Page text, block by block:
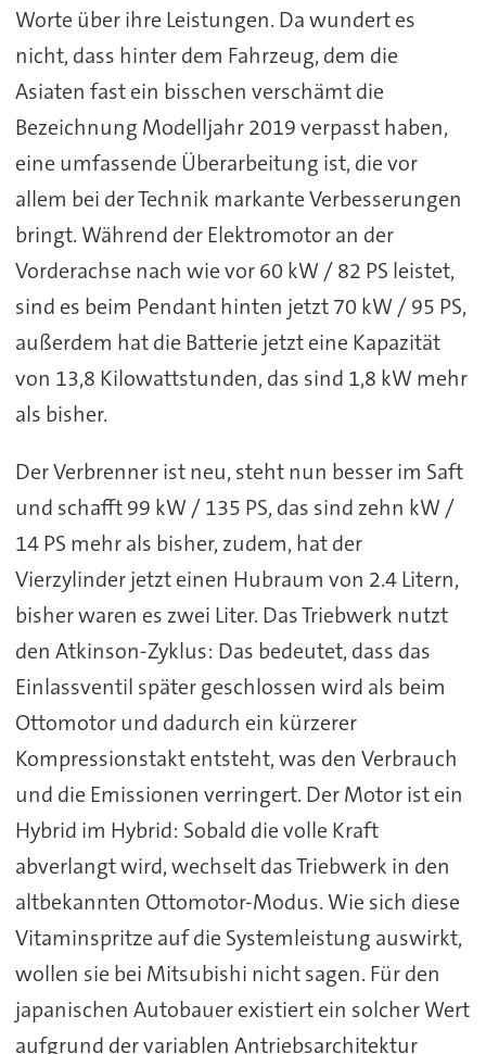
Worte über ihre Leistungen. Da wundert es
nicht, dass hinter dem Fahrzeug, dem die
Asiaten fast ein bisschen verschämt die
Bezeichnung Modelljahr 2019 verpasst haben,
eine umfassende Überarbeitung ist, die vor
allem bei der Technik markante Verbesserungen
bringt. Während der Elektromotor an der
Vorderachse nach wie vor 60 kW / 82 PS leistet,
sind es beim Pendant hinten jetzt 70 kW / 95 PS,
außerdem hat die Batterie jetzt eine Kapazität
von 13,8 Kilowattstunden, das sind 1,8 kW mehr
als bisher.
Der Verbrenner ist neu, steht nun besser im Saft
und schafft 99 kW / 135 PS, das sind zehn kW /
14 PS mehr als bisher, zudem, hat der
Vierzylinder jetzt einen Hubraum von 2.4 Litern,
bisher waren es zwei Liter. Das Triebwerk nutzt
den Atkinson-Zyklus: Das bedeutet, dass das
Einlassventil später geschlossen wird als beim
Ottomotor und dadurch ein kürzerer
Kompressionstakt entsteht, was den Verbrauch
und die Emissionen verringert. Der Motor ist ein
Hybrid im Hybrid: Sobald die volle Kraft
abverlangt wird, wechselt das Triebwerk in den
altbekannten Ottomotor-Modus. Wie sich diese
Vitaminspritze auf die Systemleistung auswirkt,
wollen sie bei Mitsubishi nicht sagen. Für den
japanischen Autobauer existiert ein solcher Wert
aufgrund der variablen Antriebsarchitektur